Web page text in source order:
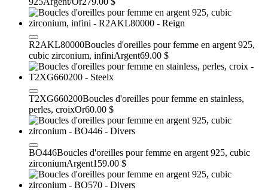
R2AKL80000Boucles d'oreilles pour femme en argent 925,
cubic zirconium, infiniArgent69.00 $
T2XG660200Boucles d'oreilles pour femme en stainless,
perles, croixOr60.00 $
BO446Boucles d'oreilles pour femme en argent 925, cubic
zirconiumArgent159.00 $